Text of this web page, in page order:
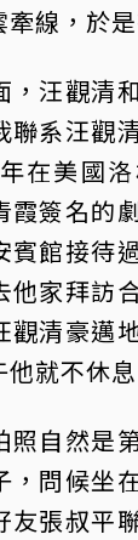
線，於
，汪觀清
聯系汪觀
在美國
霞簽名的
賓館接待
他家拜訪
觀清豪邁
就不休息
照自然是
問候坐
友張叔平